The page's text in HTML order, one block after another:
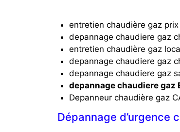
entretien chaudière gaz prix
depannage chaudiere gaz
entretien chaudière gaz
depannage chaudiere gaz
depannage chaudiere gaz
depannage chaudiere gaz
Depanneur chaudière gaz
Dépannage d’urgence